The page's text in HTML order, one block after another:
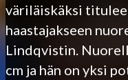
väriläiskäksi
haastajakseen
Lindqvistin.
cm ja hän on yksi